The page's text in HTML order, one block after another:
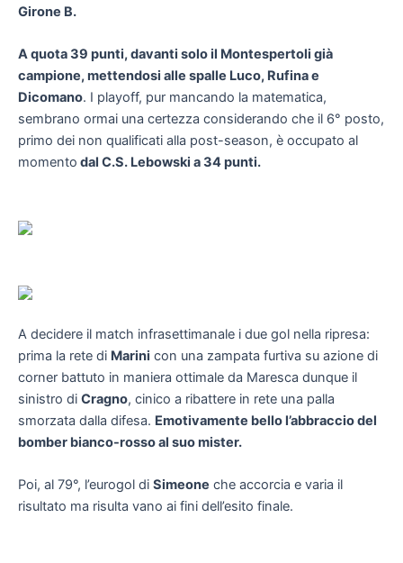
Girone B.
A quota 39 punti, davanti solo il Montespertoli già
campione, mettendosi alle spalle Luco, Rufina e
Dicomano. I playoff, pur mancando la matematica,
sembrano ormai una certezza considerando che il 6° posto,
primo dei non qualificati alla post-season, è occupato al
momento dal C.S. Lebowski a 34 punti.
A decidere il match infrasettimanale i due gol nella ripresa:
prima la rete di Marini con una zampata furtiva su azione di
corner battuto in maniera ottimale da Maresca dunque il
sinistro di Cragno, cinico a ribattere in rete una palla
smorzata dalla difesa. Emotivamente bello l’abbraccio del
bomber bianco-rosso al suo mister.
Poi, al 79°, l’eurogol di Simeone che accorcia e varia il
risultato ma risulta vano ai fini dell’esito finale.